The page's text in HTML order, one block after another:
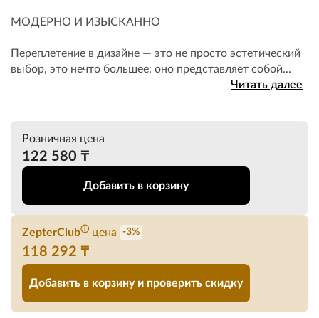
МОДЕРНО И ИЗЫСКАННО
Переплетение в дизайне — это не просто эстетический
выбор, это нечто большее: оно представляет собой...
Читать далее
Розничная цена
122 580 ₸
Добавить в корзину
ZepterClubⓘ цена -3%
118 292 ₸
Добавить в корзину и проверить скидку